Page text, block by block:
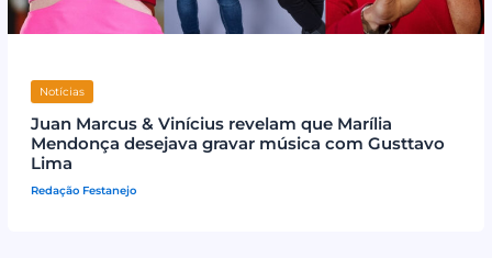
Notícias
Juan Marcus & Vinícius revelam que Marília
Mendonça desejava gravar música com Gusttavo
Lima
Redação Festanejo